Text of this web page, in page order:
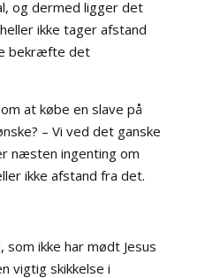
og dermed ligger det
ikke tager afstand
bekræfte det
at købe en slave på
– Vi ved det ganske
næsten ingenting om
ikke afstand fra det.
ikke har mødt Jesus
vigtig skikkelse i